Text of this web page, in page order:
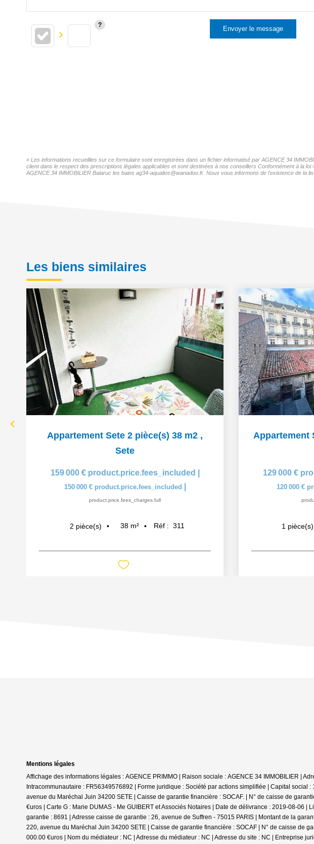
Envoyer le message
« Les informations recueillies sur ce formulaire sont enregistrées dans un fichier informatisé par AGENCE 34
client dans le respect des prescriptions légales applicables et sont destinées à nos conseillers Conformément à la
AGENCE 34 IMMOBILIER Balaruc les bains ag34-aqualios@wanadoo.fr. Nous vous informons de l'existence de la
Les biens similaires
Appartement Sete 2 pièce(s) 38 m2 ,
Sete
159 000 € product.price.fees_included
150 000 € product.price.fees_included
product.price.fees_charges.full
2 pièce(s) 38 m² Réf : 311
Appartement
129 000 €
120 000 €
1 pièce(s)
Mentions légales
Affichage des informations légales : AGENCE PRIMMO | Raison sociale : AGENCE 34 IMMOBILIER |
Intracommunautaire : FR56349576892 | Forme juridique : Société par actions simplifiée | Capital social :
avenue du Maréchal Juin 34200 SETE | Caisse de garantie financière : SOCAF. | N° de caisse de
€uros | Carte G : Marie DUMAS - Me GUIBERT et Associés Notaires | Date de délivrance : 2019-08-06
garantie : 8691 | Adresse caisse de garantie : 26, avenue de Suffren - 75015 PARIS | Montant de la
220, avenue du Maréchal Juin 34200 SETE | Caisse de garantie financière : SOCAF | N° de caisse de
000.00 €uros | Nom du médiateur : NC | Adresse du médiateur : NC | Adresse du site : NC |
Entreprise